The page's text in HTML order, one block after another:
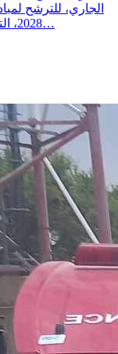
الجاري، للترشح
2028، التي ينظمها الاتحاد من أجل المتوسط، بالشراكة…